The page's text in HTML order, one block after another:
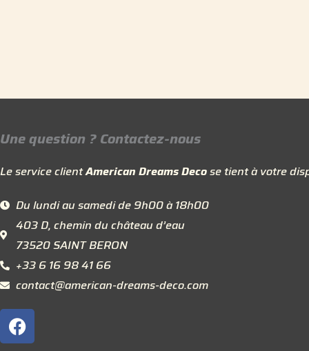
Une question ? Contactez-nous
Le service clientAmerican Dreams Decose tient à votre
Du lundi au samedi de 9h00 à 18h00
403 D, chemin du château d’eau
73520 SAINT BERON
+33 6 16 98 41 66
contact@american-dreams-deco.com
F
a